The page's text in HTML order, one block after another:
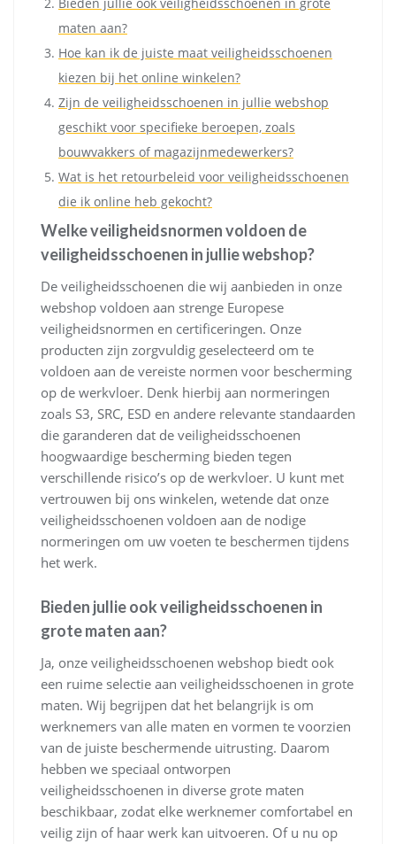
maten aan?
Hoe kan ik de juiste maat veiligheidsschoenen
kiezen bij het online winkelen?
Zijn de veiligheidsschoenen in jullie webshop
geschikt voor specifieke beroepen, zoals
bouwvakkers of magazijnmedewerkers?
Wat is het retourbeleid voor veiligheidsschoenen
die ik online heb gekocht?
Welke veiligheidsnormen voldoen de
veiligheidsschoenen in jullie webshop?
De veiligheidsschoenen die wij aanbieden in onze
webshop voldoen aan strenge Europese
veiligheidsnormen en certificeringen. Onze
producten zijn zorgvuldig geselecteerd om te
voldoen aan de vereiste normen voor bescherming
op de werkvloer. Denk hierbij aan normeringen
zoals S3, SRC, ESD en andere relevante standaarden
die garanderen dat de veiligheidsschoenen
hoogwaardige bescherming bieden tegen
verschillende risico’s op de werkvloer. U kunt met
vertrouwen bij ons winkelen, wetende dat onze
veiligheidsschoenen voldoen aan de nodige
normeringen om uw voeten te beschermen tijdens
het werk.
Bieden jullie ook veiligheidsschoenen in
grote maten aan?
Ja, onze veiligheidsschoenen webshop biedt ook
een ruime selectie aan veiligheidsschoenen in grote
maten. Wij begrijpen dat het belangrijk is om
werknemers van alle maten en vormen te voorzien
van de juiste beschermende uitrusting. Daarom
hebben we speciaal ontworpen
veiligheidsschoenen in diverse grote maten
beschikbaar, zodat elke werknemer comfortabel en
veilig zijn of haar werk kan uitvoeren. Of u nu op